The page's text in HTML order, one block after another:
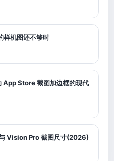
样机图还不够时
Store 截图加边框的现代
Vision Pro 截图尺寸(2026)